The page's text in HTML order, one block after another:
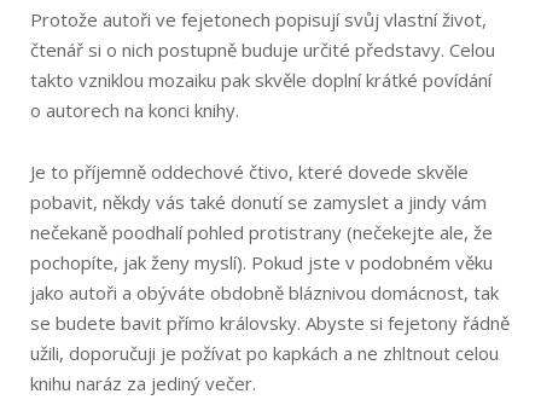
Protože autoři ve fejetonech popisují svůj vlastní život,
čtenář si o nich postupně buduje určité představy. Celou
takto vzniklou mozaiku pak skvěle doplní krátké povídání
o autorech na konci knihy.
Je to příjemně oddechové čtivo, které dovede skvěle
pobavit, někdy vás také donutí se zamyslet a jindy vám
nečekaně poodhalí pohled protistrany (nečekejte ale, že
pochopíte, jak ženy myslí). Pokud jste v podobném věku
jako autoři a obýváte obdobně bláznivou domácnost, tak
se budete bavit přímo královsky. Abyste si fejetony řádně
užili, doporučuji je požívat po kapkách a ne zhltnout celou
knihu naráz za jediný večer.